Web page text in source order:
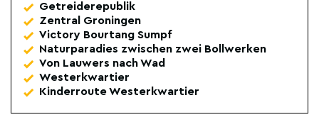
Getreiderepublik
Zentral Groningen
Victory Bourtang Sumpf
Naturparadies zwischen zwei Bollwerken
Von Lauwers nach Wad
Westerkwartier
Kinderroute Westerkwartier